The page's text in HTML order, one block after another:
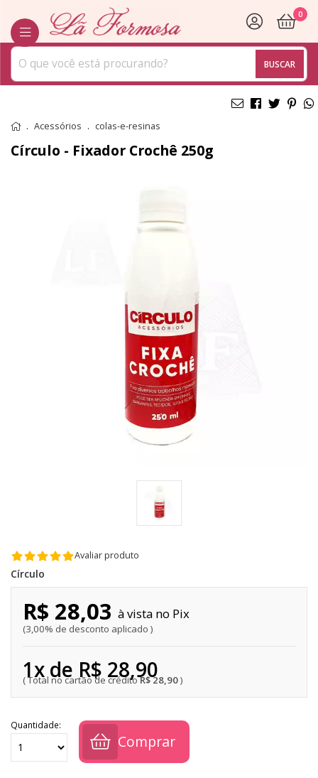
BUSCAR
0
Acessórios colas-e-resinas
Círculo - Fixador Crochê 250g
Avaliar produto
Círculo
R$ 28,90
1x de R$ 28,90
R$ 28,03
3,00% de desconto aplicado
Pix
Quantidade:
Comprar